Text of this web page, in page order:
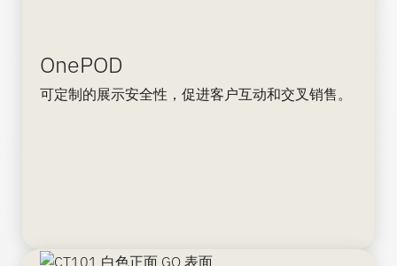
OnePOD
可定制的展示安全性，促进客户互动和交叉销售。